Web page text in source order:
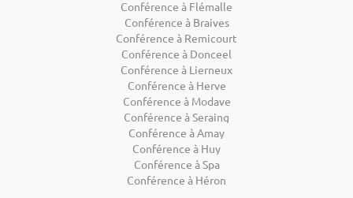
Conférence à Flémalle
Conférence à Braives
Conférence à Remicourt
Conférence à Donceel
Conférence à Lierneux
Conférence à Herve
Conférence à Modave
Conférence à Seraing
Conférence à Amay
Conférence à Huy
Conférence à Spa
Conférence à Héron